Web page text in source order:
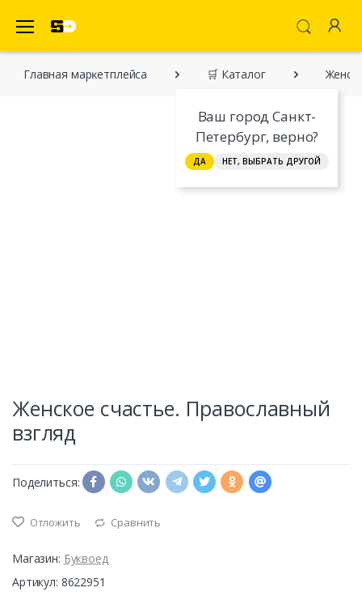
Ваш город Санкт-
Петербург, верно?
ДА НЕТ, ВЫБРАТЬ ДРУГОЙ
Главная марĸетплейса 🛒 Каталог
Женское счастье. Православный
взгляд
Поделиться:
Отложить Сравнить
Магазин: Буквоед
Артикул: 8622951